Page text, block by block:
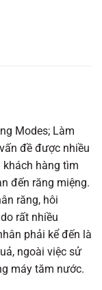
Modes; Làm
đề được nhiều
khách hàng tìm
đến răng miệng.
răng, hôi
rất nhiều
phải kể đến là
ngoài việc sử
máy tăm nước.